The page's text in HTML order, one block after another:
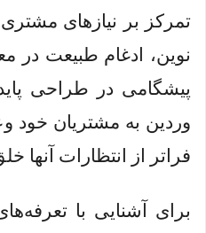
تمرکز بر نیازهای
نوین، ادغام طبیعت در
پیشگامی در طراحی
وردین به مشتریان خود
فراتر از انتظارات آنها
برای آشنایی با